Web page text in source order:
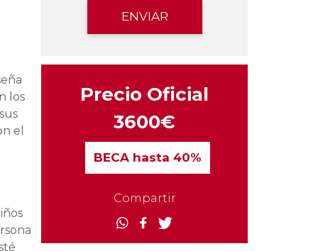
los
el
Precio Oficial
3600€
BECAhasta 40%
Compartir